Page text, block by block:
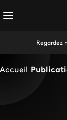
Regardez
Accueil